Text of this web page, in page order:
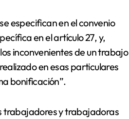
especifican en el convenio
en el artículo 27, y,
inconvenientes de un trabajo
en esas particulares
bonificación”.
trabajadores y trabajadoras